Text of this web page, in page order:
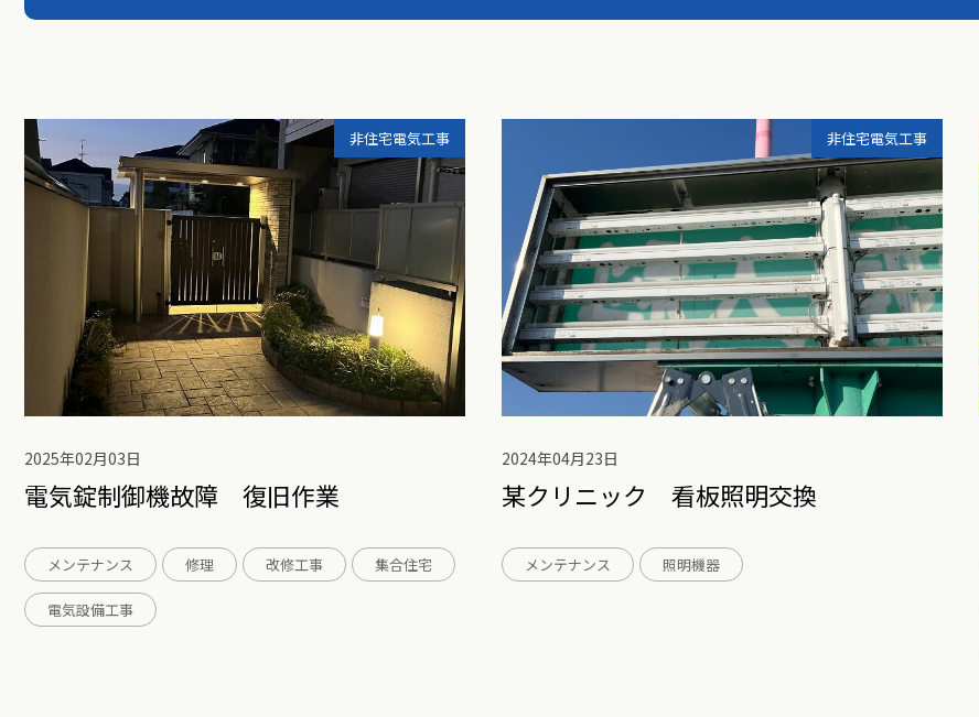
非住宅電気工事
2025年02月03日
電気錠制御機故障 復旧作業
メンテナンス 修理 改修工事 集合住宅
電気設備工事
非住宅電気工事
2024年04月23日
某クリニック 看板照明交換
メンテナンス 照明機器